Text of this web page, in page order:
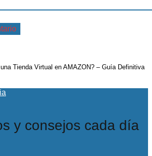
Tienda Virtual en AMAZON? – Guía Definitiva
y consejos cada día